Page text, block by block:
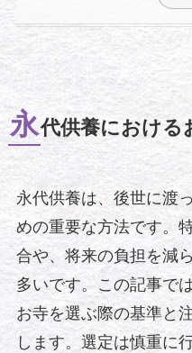
永代供養における
永代供養は、後世に渡
めの重要な方法です。
合や、将来の負担を減
多いです。この記事で
お寺を選ぶ際の基準と
します。選定は慎重に